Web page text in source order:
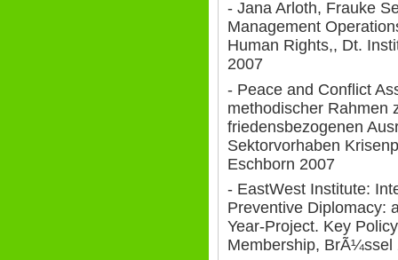
- Jana Arloth, Frauke
Management
Human Rights,, Dt.
2007
- Peace and Conflict
methodischer Rahmen
friedensbezogenen
Sektorvorhaben
Eschborn 2007
- EastWest Institute:
Preventive Diplomacy:
Year-Project. Key
Membership,